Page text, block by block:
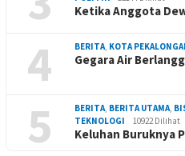
Ketika Anggota
4 BERITA KOTA
Gegara Air
5 BERITA BERITA UTAMA
TEKNOLOGI
10922 Dilihat
Keluhan Buruknya